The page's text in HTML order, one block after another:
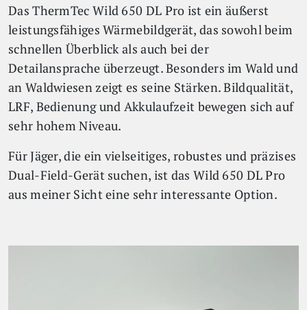
Das ThermTec Wild 650 DL Pro ist ein äußerst
leistungsfähiges Wärmebildgerät, das sowohl beim
schnellen Überblick als auch bei der
Detailansprache überzeugt. Besonders im Wald und
an Waldwiesen zeigt es seine Stärken. Bildqualität,
LRF, Bedienung und Akkulaufzeit bewegen sich auf
sehr hohem Niveau.
Für Jäger, die ein vielseitiges, robustes und präzises
Dual-Field-Gerät suchen, ist das Wild 650 DL Pro
aus meiner Sicht eine sehr interessante Option.